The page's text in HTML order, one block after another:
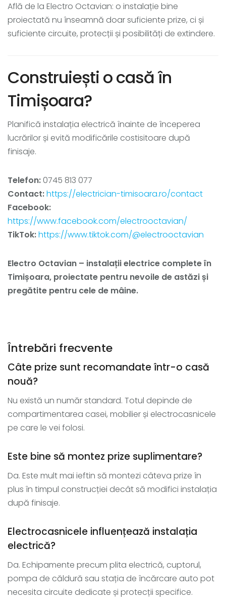
Află de la Electro Octavian: o instalație bine
proiectată nu înseamnă doar suficiente prize, ci și
suficiente circuite, protecții și posibilități de extindere.
Construiești o casă în
Timișoara?
Planifică instalația electrică înainte de începerea
lucrărilor și evită modificările costisitoare după
finisaje.
Telefon: 0745 813 077
Contact:https://electrician-timisoara.ro/contact
Facebook:
https://www.facebook.com/electrooctavian/
TikTok:https://www.tiktok.com/@electrooctavian
Electro Octavian – instalații electrice complete în
Timișoara, proiectate pentru nevoile de astăzi și
pregătite pentru cele de mâine.
Întrebări frecvente
Câte prize sunt recomandate într-o casă
nouă?
Nu există un număr standard. Totul depinde de
compartimentarea casei, mobilier și electrocasnicele
pe care le vei folosi.
Este bine să montez prize suplimentare?
Da. Este mult mai ieftin să montezi câteva prize în
plus în timpul construcției decât să modifici instalația
după finisaje.
Electrocasnicele influențează instalația
electrică?
Da. Echipamente precum plita electrică, cuptorul,
pompa de căldură sau stația de încărcare auto pot
necesita circuite dedicate și protecții specifice.